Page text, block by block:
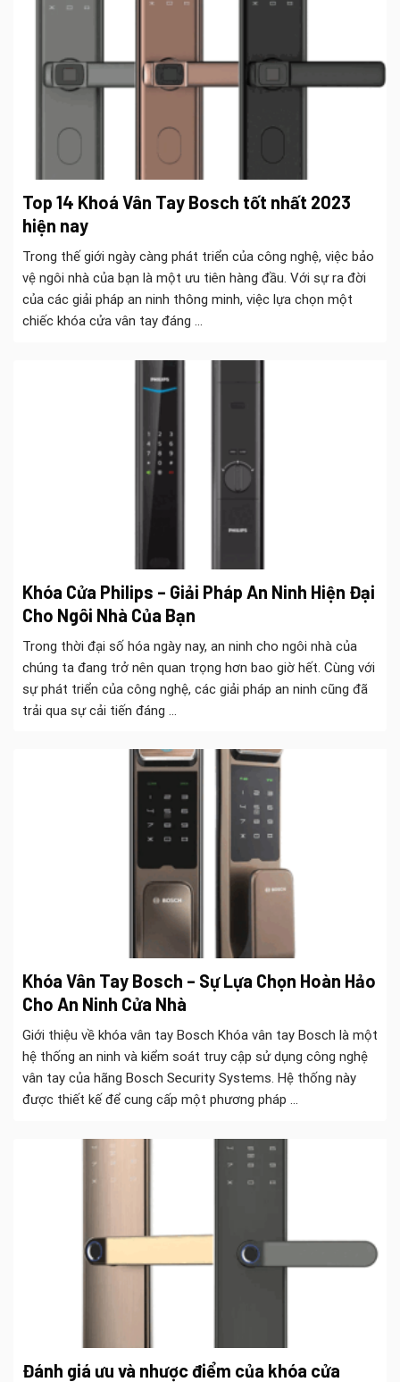
Top 14 Khoá Vân Tay Bosch tốt nhất 2023
hiện nay
Trong thế giới ngày càng phát triển của công nghệ, việc bảo
vệ ngôi nhà của bạn là một ưu tiên hàng đầu. Với sự ra đời
của các giải pháp an ninh thông minh, việc lựa chọn một
chiếc khóa cửa vân tay đáng ...
Khóa Cửa Philips – Giải Pháp An Ninh Hiện Đại
Cho Ngôi Nhà Của Bạn
Trong thời đại số hóa ngày nay, an ninh cho ngôi nhà của
chúng ta đang trở nên quan trọng hơn bao giờ hết. Cùng với
sự phát triển của công nghệ, các giải pháp an ninh cũng đã
trải qua sự cải tiến đáng ...
Khóa Vân Tay Bosch – Sự Lựa Chọn Hoàn Hảo
Cho An Ninh Cửa Nhà
Giới thiệu về khóa vân tay Bosch Khóa vân tay Bosch là một
hệ thống an ninh và kiểm soát truy cập sử dụng công nghệ
vân tay của hãng Bosch Security Systems. Hệ thống này
được thiết kế để cung cấp một phương pháp ...
Đánh giá ưu và nhược điểm của khóa cửa